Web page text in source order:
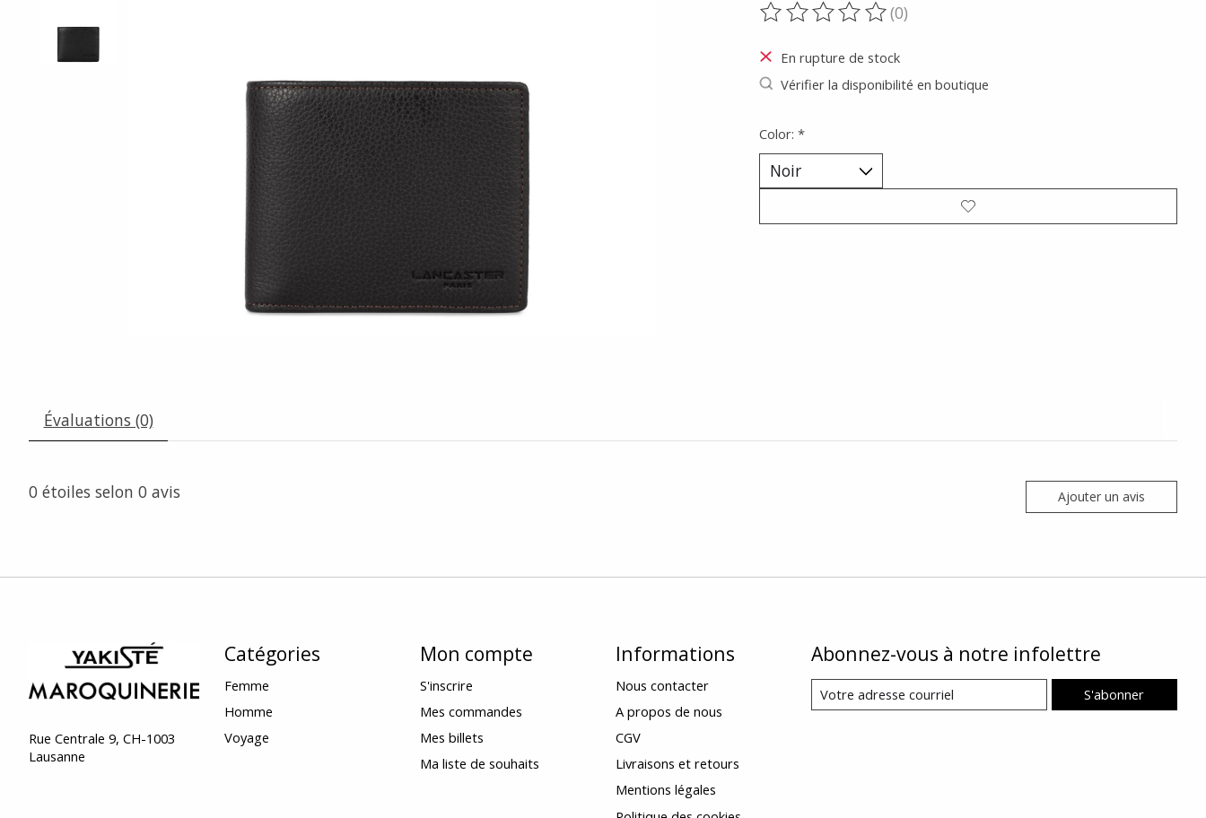
Ce produit est évalué à
(0)
En rupture de stock
Vérifier la disponibilité en boutique
Color: *
Évaluations (0)
0 étoiles selon 0 avis Ajouter un avis
Rue Centrale 9, CH-1003
Lausanne
Catégories
Femme
Homme
Voyage
Mon compte
S'inscrire
Mes commandes
Mes billets
Ma liste de souhaits
Informations
Nous contacter
A propos de nous
CGV
Livraisons et retours
Mentions légales
Abonnez-vous à notre infolettre
S'abonner